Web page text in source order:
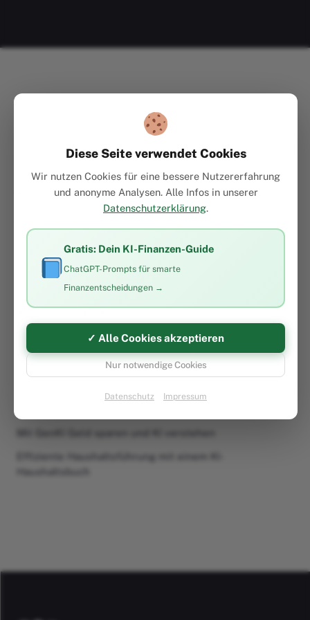
KATEGORIEN
Immobilien & Wohnen
Kunst & Sachwerte
Effizient sparen mit KI: Dein persönlicher Sparplan
Geld sparen leicht gemacht
Diese Seite verwendet Cookies
Wir nutzen Cookies für eine bessere Nutzererfahrung
und anonyme Analysen. Alle Infos in unserer
Datenschutzerklärung.
Gratis: Dein KI-Finanzen-Guide
ChatGPT-Prompts für smarte
Finanzentscheidungen →
✓ Alle Cookies akzeptieren
Nur notwendige Cookies
Datenschutz Impressum